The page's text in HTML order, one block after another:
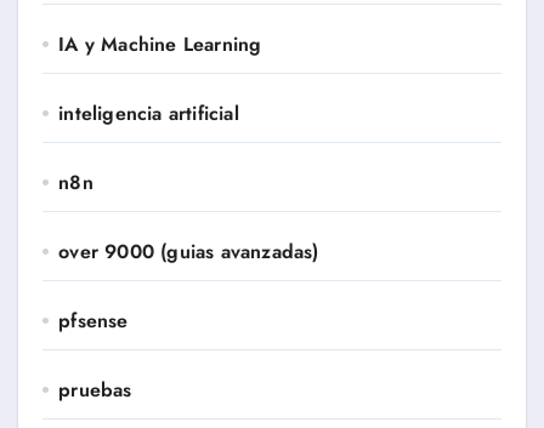
IA y Machine Learning
inteligencia artificial
n8n
over 9000 (guias avanzadas)
pfsense
pruebas